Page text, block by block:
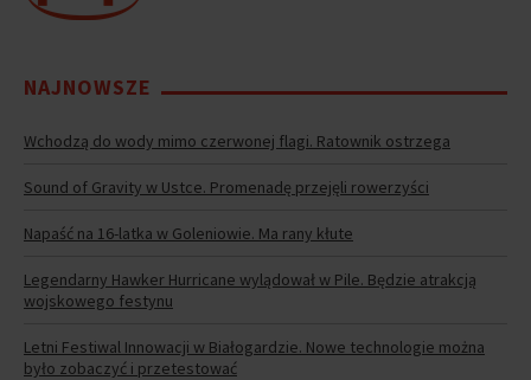
NAJNOWSZE
Wchodzą do wody mimo czerwonej flagi. Ratownik ostrzega
Sound of Gravity w Ustce. Promenadę przejęli rowerzyści
Napaść na 16-latka w Goleniowie. Ma rany kłute
Legendarny Hawker Hurricane wylądował w Pile. Będzie atrakcją
wojskowego festynu
Letni Festiwal Innowacji w Białogardzie. Nowe technologie można
było zobaczyć i przetestować